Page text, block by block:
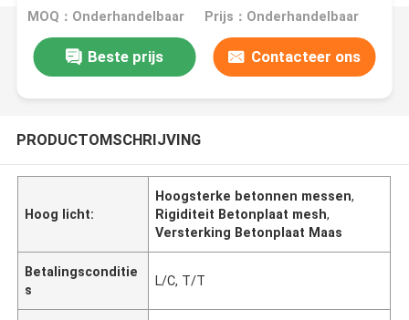
MOQ：Onderhandelbaar Prijs：Onderhandelbaar
Beste prijs Contacteer ons
PRODUCTOMSCHRIJVING
Hoog licht:
Hoogsterke betonnen messen,
Rigiditeit Betonplaat mesh,
Versterking Betonplaat Maas
Betalingsconditie
s
L/C, T/T